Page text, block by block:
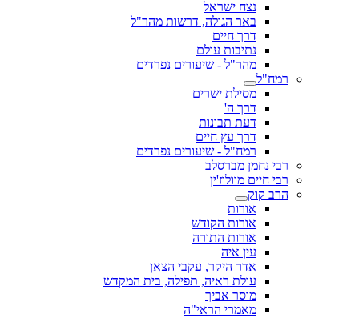
נצח ישראל
באר הגולה, דרשות מהר"ל
דרך חיים
נתיבות עולם
מהר"ל - שיעורים נפרדים
רמח"ל
מסילת ישרים
דרך ה'
דעת תבונות
דרך עץ חיים
רמח"ל - שיעורים נפרדים
רבי נחמן מברסלב
רבי חיים מוולוז'ין
הרב קוק
אורות
אורות הקודש
אורות התורה
עין איה
אדר היקר, עקבי הצאן
עולת ראיה, תפילה, בית המקדש
מוסר אביך
מאמרי הראי"ה